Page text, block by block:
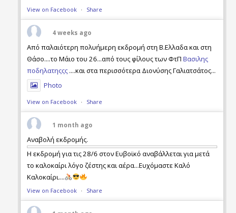
View on Facebook · Share
4 weeks ago
Από παλαιότερη πολυήμερη εκδρομή στη Β.Ελλαδα και στη
Θάσο....το Μάιο του 26...από τους φίλους των ΦτΠ Βασιλης
ποδηλατηςςς....και στα περισσότερα Διονύσης Γαλιατσάτος...
Photo
View on Facebook · Share
1 month ago
Αναβολή εκδρομής.
Η εκδρομή για τις 28/6 στον Ευβοϊκό αναβάλλεται για μετά
το καλοκαίρι λόγο ζέστης και αέρα...Ευχόμαστε Καλό
Καλοκαίρι....
View on Facebook · Share